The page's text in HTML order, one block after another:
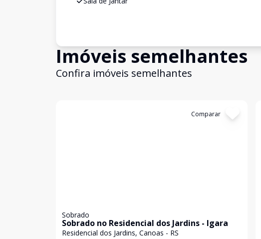
Imóveis semelhantes
Confira imóveis semelhantes
Comparar
Sobrado
Sobrado no Residencial dos Jardins - Igara
Residencial dos Jardins, Canoas - RS